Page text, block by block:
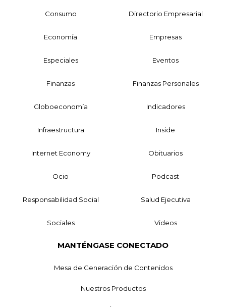
Consumo Directorio Empresarial
Economía Empresas
Especiales Eventos
Finanzas Finanzas Personales
Globoeconomía Indicadores
Infraestructura Inside
Internet Economy Obituarios
Ocio Podcast
Responsabilidad Social Salud Ejecutiva
Sociales Videos
MANTÉNGASE CONECTADO
Mesa de Generación de Contenidos
Nuestros Productos